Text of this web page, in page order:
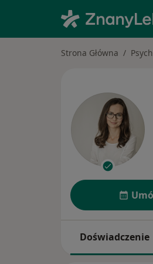
Strona Główna
Doświadczenie